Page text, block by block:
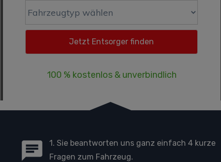
100 % kostenlos & unverbindlich
1. Sie beantworten uns ganz einfach 4 kurze
Fragen zum Fahrzeug.